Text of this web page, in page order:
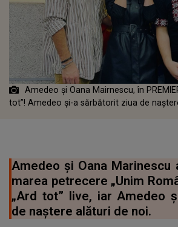
Amedeo și Oana Mairnescu, în
tot”! Amedeo și-a sărbătorit ziua de
Amedeo și Oana Marinescu
marea petrecere „Unim
„Ard tot” live, iar Amedeo
de naștere alături de noi.